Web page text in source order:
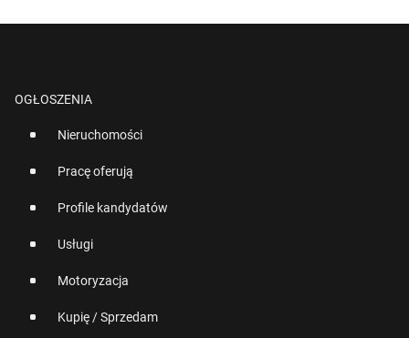
OGŁOSZENIA
Nieruchomości
Pracę oferują
Profile kandydatów
Usługi
Motoryzacja
Kupię / Sprzedam